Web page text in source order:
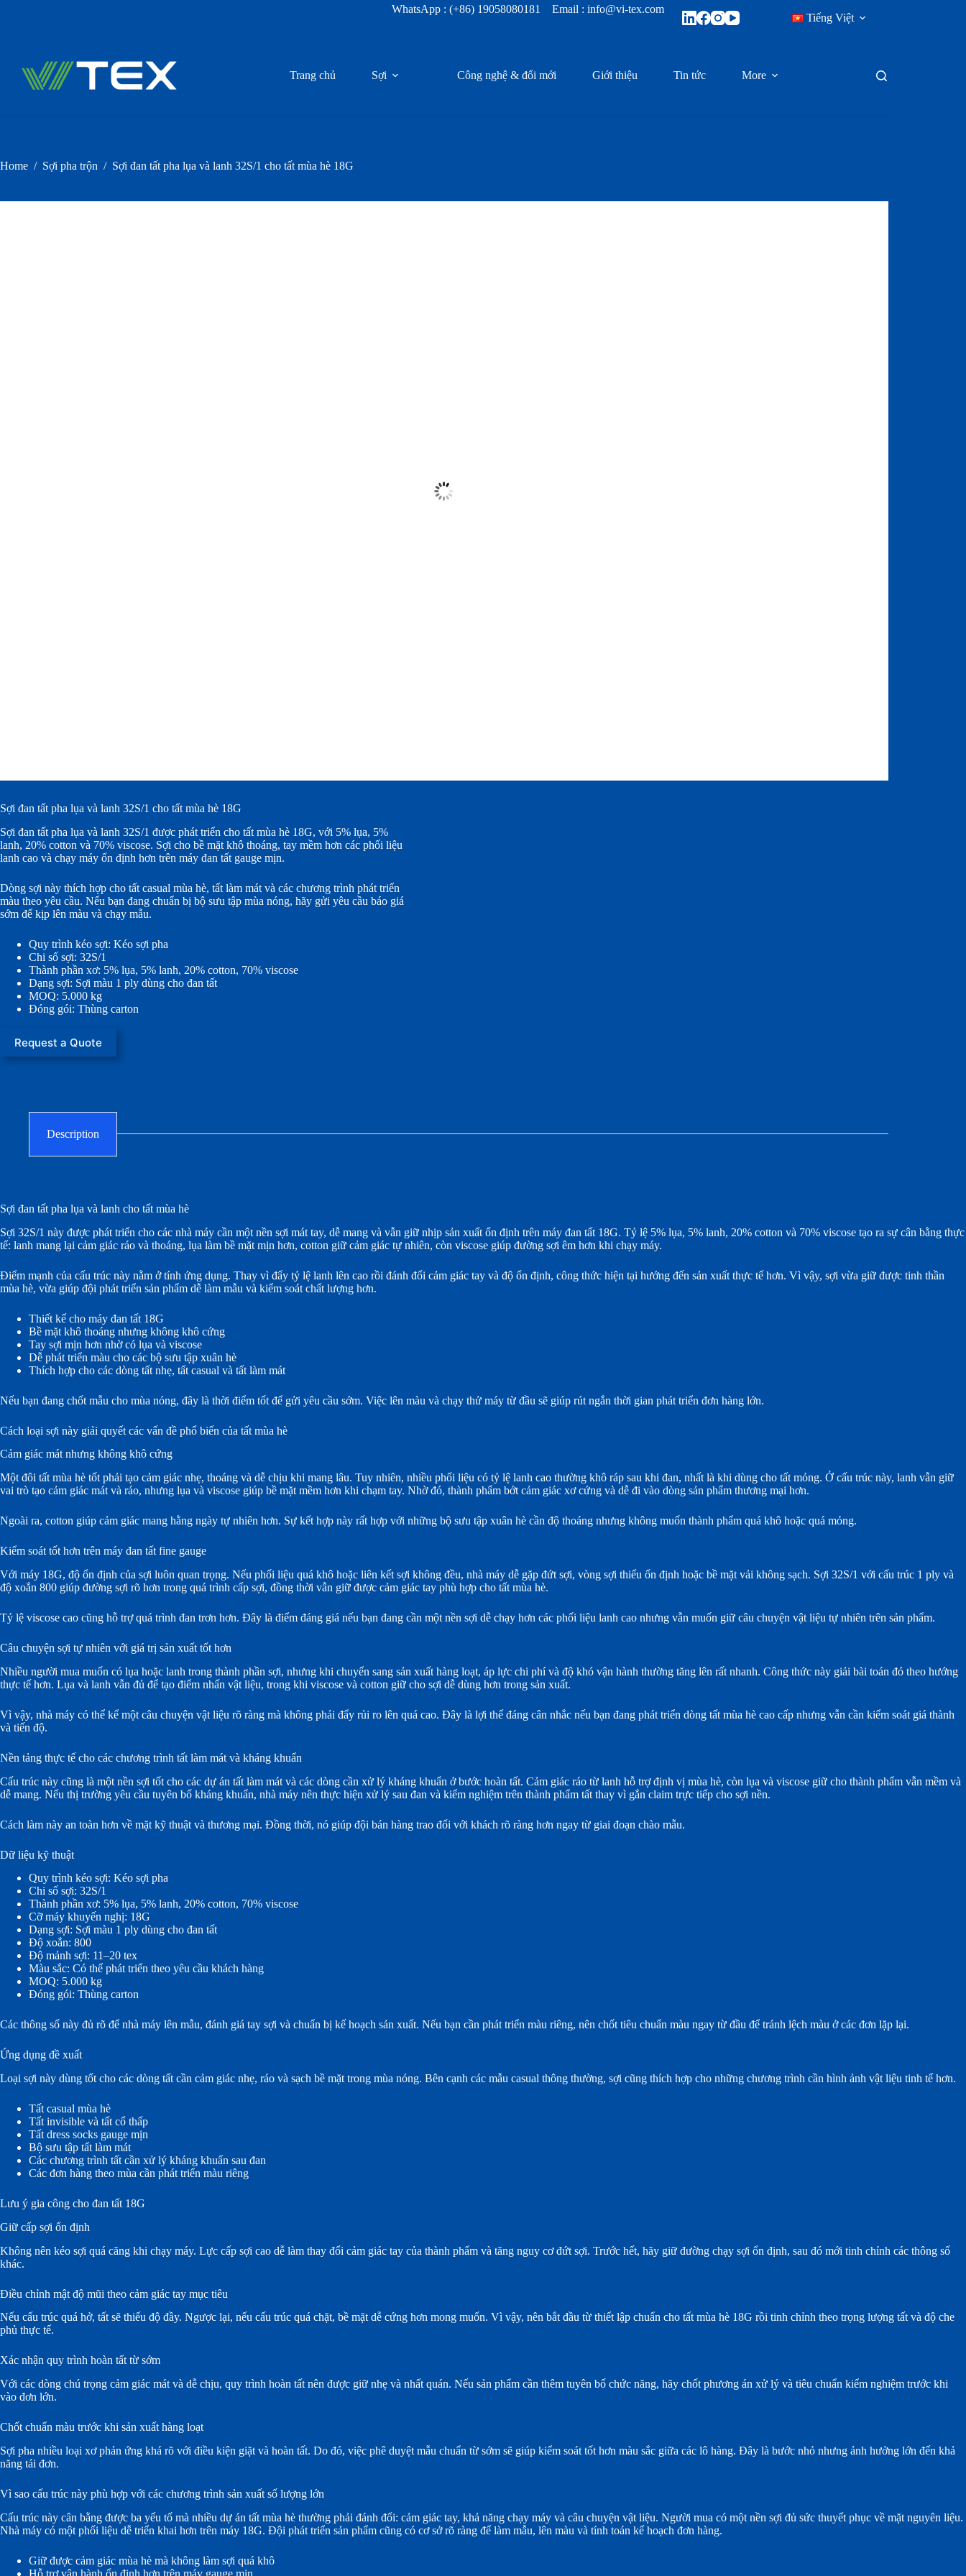
WhatsApp :(+86) 19058080181 Email : info@vi-tex.com
Tiếng Việt
Trang chủ Sợi Công nghệ & đổi mới Giới thiệu Tin tức More
Home / Sợi pha trộn / Sợi đan tất pha lụa và lanh 32S/1 cho tất mùa hè 18G
Sợi đan tất pha lụa và lanh 32S/1 cho tất mùa hè 18G
Sợi đan tất pha lụa và lanh 32S/1 được phát triển cho tất mùa hè 18G, với 5% lụa, 5%
lanh, 20% cotton và 70% viscose. Sợi cho bề mặt khô thoáng, tay mềm hơn các phối liệu
lanh cao và chạy máy ổn định hơn trên máy đan tất gauge mịn.
Dòng sợi này thích hợp cho tất casual mùa hè, tất làm mát và các chương trình phát triển
màu theo yêu cầu. Nếu bạn đang chuẩn bị bộ sưu tập mùa nóng, hãy gửi yêu cầu báo giá
sớm để kịp lên màu và chạy mẫu.
Quy trình kéo sợi: Kéo sợi pha
Chi số sợi: 32S/1
Thành phần xơ: 5% lụa, 5% lanh, 20% cotton, 70% viscose
Dạng sợi: Sợi màu 1 ply dùng cho đan tất
MOQ: 5.000 kg
Đóng gói: Thùng carton
Request a Quote
Description
Sợi đan tất pha lụa và lanh cho tất mùa hè
Sợi 32S/1 này được phát triển cho các nhà máy cần một nền sợi mát tay, dễ mang và vẫn giữ nhịp sản xuất ổn định trên máy đan tất 18G. Tỷ lệ 5% lụa, 5% lanh, 20% cotton và 70% viscose tạo ra sự cân bằng thực
tế: lanh mang lại cảm giác ráo và thoáng, lụa làm bề mặt mịn hơn, cotton giữ cảm giác tự nhiên, còn viscose giúp đường sợi êm hơn khi chạy máy.
Điểm mạnh của cấu trúc này nằm ở tính ứng dụng. Thay vì đẩy tỷ lệ lanh lên cao rồi đánh đổi cảm giác tay và độ ổn định, công thức hiện tại hướng đến sản xuất thực tế hơn. Vì vậy, sợi vừa giữ được tinh thần
mùa hè, vừa giúp đội phát triển sản phẩm dễ làm mẫu và kiểm soát chất lượng hơn.
Thiết kế cho máy đan tất 18G
Bề mặt khô thoáng nhưng không khô cứng
Tay sợi mịn hơn nhờ có lụa và viscose
Dễ phát triển màu cho các bộ sưu tập xuân hè
Thích hợp cho các dòng tất nhẹ, tất casual và tất làm mát
Nếu bạn đang chốt mẫu cho mùa nóng, đây là thời điểm tốt để gửi yêu cầu sớm. Việc lên màu và chạy thử máy từ đầu sẽ giúp rút ngắn thời gian phát triển đơn hàng lớn.
Cách loại sợi này giải quyết các vấn đề phổ biến của tất mùa hè
Cảm giác mát nhưng không khô cứng
Một đôi tất mùa hè tốt phải tạo cảm giác nhẹ, thoáng và dễ chịu khi mang lâu. Tuy nhiên, nhiều phối liệu có tỷ lệ lanh cao thường khô ráp sau khi đan, nhất là khi dùng cho tất mỏng. Ở cấu trúc này, lanh vẫn giữ
vai trò tạo cảm giác mát và ráo, nhưng lụa và viscose giúp bề mặt mềm hơn khi chạm tay. Nhờ đó, thành phẩm bớt cảm giác xơ cứng và dễ đi vào dòng sản phẩm thương mại hơn.
Ngoài ra, cotton giúp cảm giác mang hằng ngày tự nhiên hơn. Sự kết hợp này rất hợp với những bộ sưu tập xuân hè cần độ thoáng nhưng không muốn thành phẩm quá khô hoặc quá mỏng.
Kiểm soát tốt hơn trên máy đan tất fine gauge
Với máy 18G, độ ổn định của sợi luôn quan trọng. Nếu phối liệu quá khô hoặc liên kết sợi không đều, nhà máy dễ gặp đứt sợi, vòng sợi thiếu ổn định hoặc bề mặt vải không sạch. Sợi 32S/1 với cấu trúc 1 ply và
độ xoắn 800 giúp đường sợi rõ hơn trong quá trình cấp sợi, đồng thời vẫn giữ được cảm giác tay phù hợp cho tất mùa hè.
Tỷ lệ viscose cao cũng hỗ trợ quá trình đan trơn hơn. Đây là điểm đáng giá nếu bạn đang cần một nền sợi dễ chạy hơn các phối liệu lanh cao nhưng vẫn muốn giữ câu chuyện vật liệu tự nhiên trên sản phẩm.
Câu chuyện sợi tự nhiên với giá trị sản xuất tốt hơn
Nhiều người mua muốn có lụa hoặc lanh trong thành phần sợi, nhưng khi chuyển sang sản xuất hàng loạt, áp lực chi phí và độ khó vận hành thường tăng lên rất nhanh. Công thức này giải bài toán đó theo hướng
thực tế hơn. Lụa và lanh vẫn đủ để tạo điểm nhấn vật liệu, trong khi viscose và cotton giữ cho sợi dễ dùng hơn trong sản xuất.
Vì vậy, nhà máy có thể kể một câu chuyện vật liệu rõ ràng mà không phải đẩy rủi ro lên quá cao. Đây là lợi thế đáng cân nhắc nếu bạn đang phát triển dòng tất mùa hè cao cấp nhưng vẫn cần kiểm soát giá thành
và tiến độ.
Nền tảng thực tế cho các chương trình tất làm mát và kháng khuẩn
Cấu trúc này cũng là một nền sợi tốt cho các dự án tất làm mát và các dòng cần xử lý kháng khuẩn ở bước hoàn tất. Cảm giác ráo từ lanh hỗ trợ định vị mùa hè, còn lụa và viscose giữ cho thành phẩm vẫn mềm và
dễ mang. Nếu thị trường yêu cầu tuyên bố kháng khuẩn, nhà máy nên thực hiện xử lý sau đan và kiểm nghiệm trên thành phẩm tất thay vì gắn claim trực tiếp cho sợi nền.
Cách làm này an toàn hơn về mặt kỹ thuật và thương mại. Đồng thời, nó giúp đội bán hàng trao đổi với khách rõ ràng hơn ngay từ giai đoạn chào mẫu.
Dữ liệu kỹ thuật
Quy trình kéo sợi: Kéo sợi pha
Chi số sợi: 32S/1
Thành phần xơ: 5% lụa, 5% lanh, 20% cotton, 70% viscose
Cỡ máy khuyến nghị: 18G
Dạng sợi: Sợi màu 1 ply dùng cho đan tất
Độ xoắn: 800
Độ mảnh sợi: 11–20 tex
Màu sắc: Có thể phát triển theo yêu cầu khách hàng
MOQ: 5.000 kg
Đóng gói: Thùng carton
Các thông số này đủ rõ để nhà máy lên mẫu, đánh giá tay sợi và chuẩn bị kế hoạch sản xuất. Nếu bạn cần phát triển màu riêng, nên chốt tiêu chuẩn màu ngay từ đầu để tránh lệch màu ở các đơn lặp lại.
Ứng dụng đề xuất
Loại sợi này dùng tốt cho các dòng tất cần cảm giác nhẹ, ráo và sạch bề mặt trong mùa nóng. Bên cạnh các mẫu casual thông thường, sợi cũng thích hợp cho những chương trình cần hình ảnh vật liệu tinh tế hơn.
Tất casual mùa hè
Tất invisible và tất cổ thấp
Tất dress socks gauge mịn
Bộ sưu tập tất làm mát
Các chương trình tất cần xử lý kháng khuẩn sau đan
Các đơn hàng theo mùa cần phát triển màu riêng
Lưu ý gia công cho đan tất 18G
Giữ cấp sợi ổn định
Không nên kéo sợi quá căng khi chạy máy. Lực cấp sợi cao dễ làm thay đổi cảm giác tay của thành phẩm và tăng nguy cơ đứt sợi. Trước hết, hãy giữ đường chạy sợi ổn định, sau đó mới tinh chỉnh các thông số
khác.
Điều chỉnh mật độ mũi theo cảm giác tay mục tiêu
Nếu cấu trúc quá hở, tất sẽ thiếu độ đầy. Ngược lại, nếu cấu trúc quá chặt, bề mặt dễ cứng hơn mong muốn. Vì vậy, nên bắt đầu từ thiết lập chuẩn cho tất mùa hè 18G rồi tinh chỉnh theo trọng lượng tất và độ che
phủ thực tế.
Xác nhận quy trình hoàn tất từ sớm
Với các dòng chú trọng cảm giác mát và dễ chịu, quy trình hoàn tất nên được giữ nhẹ và nhất quán. Nếu sản phẩm cần thêm tuyên bố chức năng, hãy chốt phương án xử lý và tiêu chuẩn kiểm nghiệm trước khi
vào đơn lớn.
Chốt chuẩn màu trước khi sản xuất hàng loạt
Sợi pha nhiều loại xơ phản ứng khá rõ với điều kiện giặt và hoàn tất. Do đó, việc phê duyệt mẫu chuẩn từ sớm sẽ giúp kiểm soát tốt hơn màu sắc giữa các lô hàng. Đây là bước nhỏ nhưng ảnh hưởng lớn đến khả
năng tái đơn.
Vì sao cấu trúc này phù hợp với các chương trình sản xuất số lượng lớn
Cấu trúc này cân bằng được ba yếu tố mà nhiều dự án tất mùa hè thường phải đánh đổi: cảm giác tay, khả năng chạy máy và câu chuyện vật liệu. Người mua có một nền sợi đủ sức thuyết phục về mặt nguyên liệu.
Nhà máy có một phối liệu dễ triển khai hơn trên máy 18G. Đội phát triển sản phẩm cũng có cơ sở rõ ràng để làm mẫu, lên màu và tính toán kế hoạch đơn hàng.
Giữ được cảm giác mùa hè mà không làm sợi quá khô
Hỗ trợ vận hành ổn định hơn trên máy gauge mịn